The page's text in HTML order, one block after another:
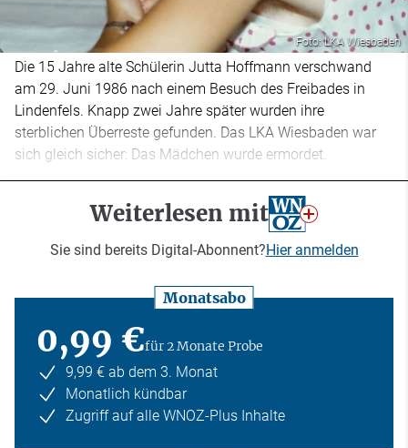
Foto: LKA Wiesbaden
Die 15 Jahre alte Schülerin Jutta Hoffmann verschwand
am 29. Juni 1986 nach einem Besuch des Freibades in
Lindenfels. Knapp zwei Jahre später wurden ihre
sterblichen Überreste gefunden. Das LKA Wiesbaden war
sich gleich sicher: Das Mädchen wurde ermordet.
Weiterlesen mit
Sie sind bereits Digital-Abonnent?Hier anmelden
Monatsabo
0,99 €für 2 Monate Probe
9,99 € ab dem 3. Monat
Monatlich kündbar
Zugriff auf alle WNOZ-Plus Inhalte